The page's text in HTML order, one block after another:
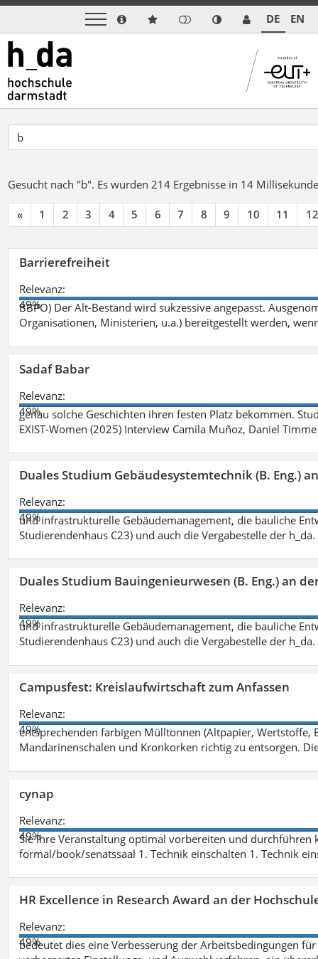
DE EN
Gesucht nach "b". Es wurden 214 Ergebnisse in 14
« 1 2 3 4 5 6 7 8 9 10 11 12
Barrierefreiheit
Relevanz:
49%
BBPO) Der Alt-Bestand wird sukzessive angepasst.
Organisationen, Ministerien, u.a.) bereitgestellt werden,
Sadaf Babar
Relevanz:
49%
genau solche Geschichten ihren festen Platz bekommen.
EXIST-Women (2025) Interview Camila Muñoz, Daniel
Duales Studium Gebäudesystemtechnik (B. Eng.)
Relevanz:
49%
und infrastrukturelle Gebäudemanagement, die bauliche
Studierendenhaus C23) und auch die Vergabestelle der
Duales Studium Bauingenieurwesen (B. Eng.) an
Relevanz:
49%
und infrastrukturelle Gebäudemanagement, die bauliche
Studierendenhaus C23) und auch die Vergabestelle der
Campusfest: Kreislaufwirtschaft zum Anfassen
Relevanz:
49%
entsprechenden farbigen Mülltonnen (Altpapier, Wertstoffe,
Mandarinenschalen und Kronkorken richtig zu entsorgen.
cynap
Relevanz:
49%
Sie Ihre Veranstaltung optimal vorbereiten und durchführen
formal/book/senatssaal 1. Technik einschalten 1. Technik
HR Excellence in Research Award an der
Relevanz:
49%
bedeutet dies eine Verbesserung der Arbeitsbedingungen